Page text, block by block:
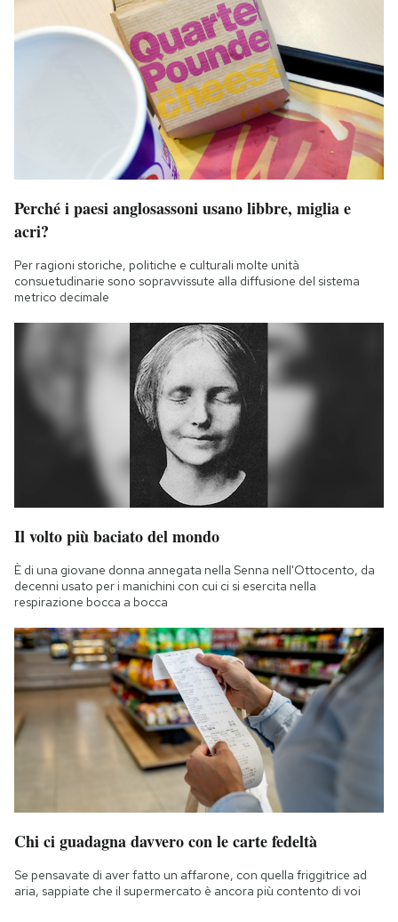
Perché i paesi anglosassoni usano libbre, miglia e
acri?
Per ragioni storiche, politiche e culturali molte unità
consuetudinarie sono sopravvissute alla diffusione del sistema
metrico decimale
Il volto più baciato del mondo
È di una giovane donna annegata nella Senna nell'Ottocento, da
decenni usato per i manichini con cui ci si esercita nella
respirazione bocca a bocca
Chi ci guadagna davvero con le carte fedeltà
Se pensavate di aver fatto un affarone, con quella friggitrice ad
aria, sappiate che il supermercato è ancora più contento di voi